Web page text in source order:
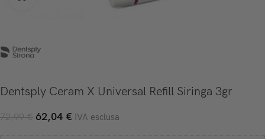
Dentsply Ceram X Universal Refill Siringa 3gr
72,99€ 62,04 € IVA esclusa